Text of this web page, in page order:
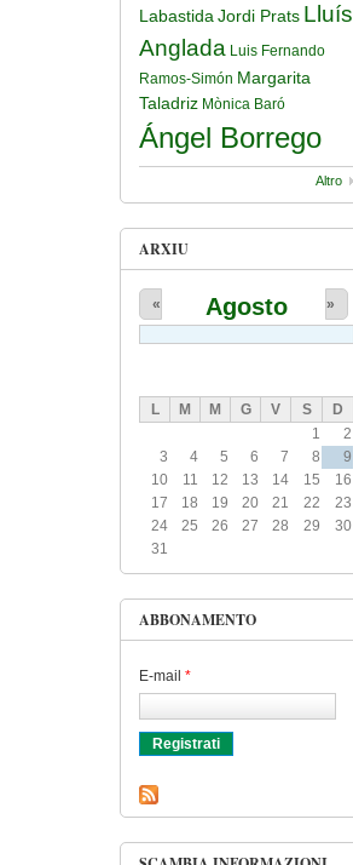
Labastida Jordi Prats Lluís
Anglada Luis Fernando
Ramos-Simón Margarita
Taladriz Mònica Baró
Ángel Borrego
Altro
ARXIU
Agosto
« »
L M M G V S
D
1
2
3
4 5 6 7 8
9
10
11 12 13 14 15
16
17
18 19 20 21 22
23
24
25 26 27 28 29
30
31
ABBONAMENTO
E-mail *